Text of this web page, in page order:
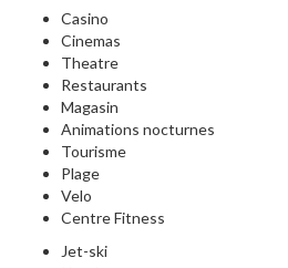
Casino
Cinemas
Theatre
Restaurants
Magasin
Animations nocturnes
Tourisme
Plage
Velo
Centre Fitness
Jet-ski